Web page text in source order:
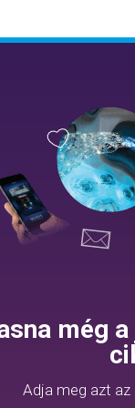
még
Adja meg azt az